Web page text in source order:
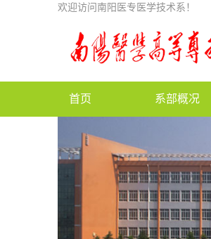
欢迎访问南阳医专医学技术系！
首页 系部概况